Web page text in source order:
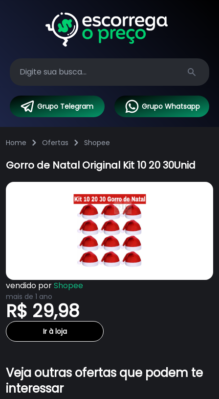
Search
Grupo Telegram Grupo Whatsapp
Home Ofertas Shopee
Gorro de Natal Original Kit 10 20 30Unid
vendido porShopee
mais de 1 ano
R$ 29,98
Ir à loja
Veja outras ofertas que podem te
interessar